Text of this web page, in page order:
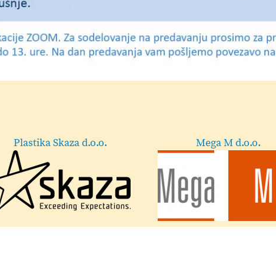
Hermi d.o.o. Lekarna Velenje